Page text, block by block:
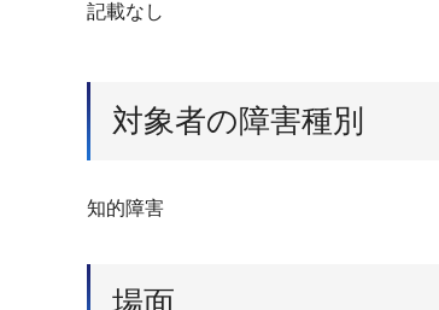
記載なし
対象者の障害種別
知的障害
場面